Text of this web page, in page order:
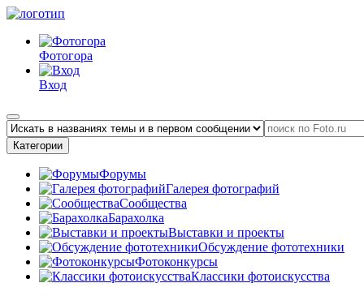
Фотогора
Вход
Категории
Форумы
Галерея фотографий
Сообщества
Барахолка
Выставки и проекты
Обсуждение фототехники
Фотоконкурсы
Классики фотоискусства